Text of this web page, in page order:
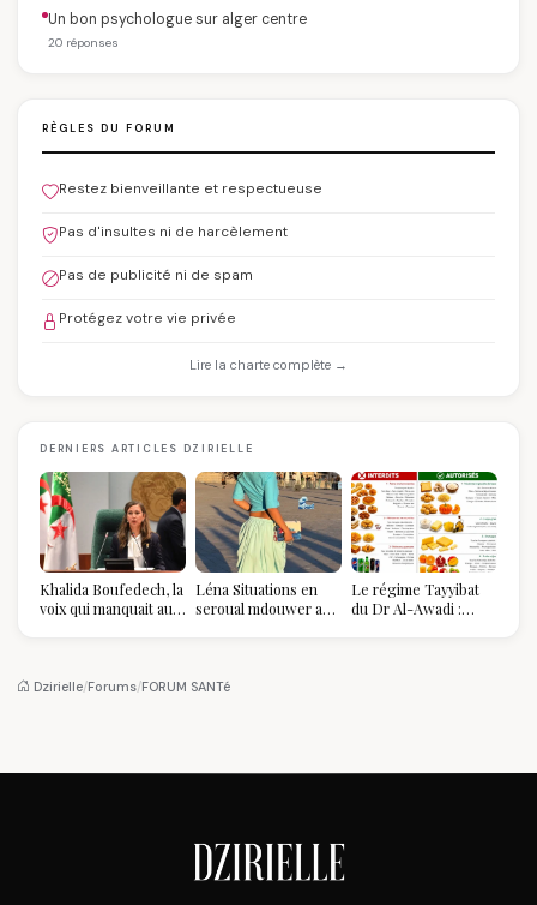
Un bon psychologue sur alger centre
20 réponses
RÈGLES DU FORUM
Restez bienveillante et respectueuse
Pas d'insultes ni de harcèlement
Pas de publicité ni de spam
Protégez votre vie privée
Lire la charte complète →
DERNIERS ARTICLES DZIRIELLE
Khalida Boufedech, la
voix qui manquait au
Léna Situations en
seroual mdouwer au
pièce mode de l'été
Le régime Tayyibat
du Dr Al-Awadi :
Dzirielle/Forums/FORUM SANTé